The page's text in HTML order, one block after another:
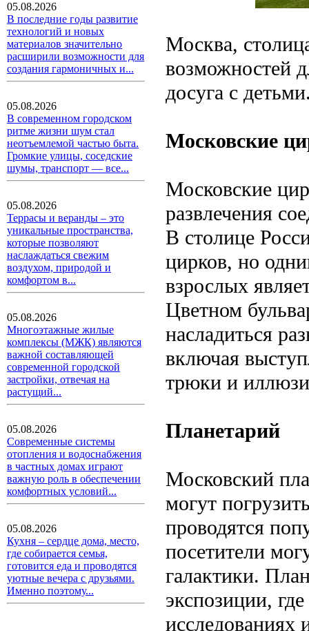
05.08.2026
В последние годы развитие
технологий и новых
материалов значительно
расширили возможности для
создания гармоничных и...
05.08.2026
В современном городском
ритме жизни шум стал
неотъемлемой частью быта.
Громкие улицы, соседские
шумы, транспорт — все...
05.08.2026
Террасы и веранды – это
уникальные пространства,
которые позволяют
наслаждаться свежим
воздухом, природой и
комфортом в...
05.08.2026
Многоэтажные жилые
комплексы (МЖК) являются
важной составляющей
современной городской
застройки, отвечая на
растущий...
05.08.2026
Современные системы
отопления и водоснабжения
в частных домах играют
важную роль в обеспечении
комфортных условий...
05.08.2026
Кухня – сердце дома, место,
где собирается семья,
готовится еда и проводятся
уютные вечера с друзьями.
Именно поэтому...
Москва,
возможностей
досуга с
Московские
Московские
развлечения
В столице
цирков, но
взрослых
Цветном
насладиться
включая
трюки и
Планетарий
Московский
могут
проводятся
посетители
галактики.
экспозиции,
исследованиях